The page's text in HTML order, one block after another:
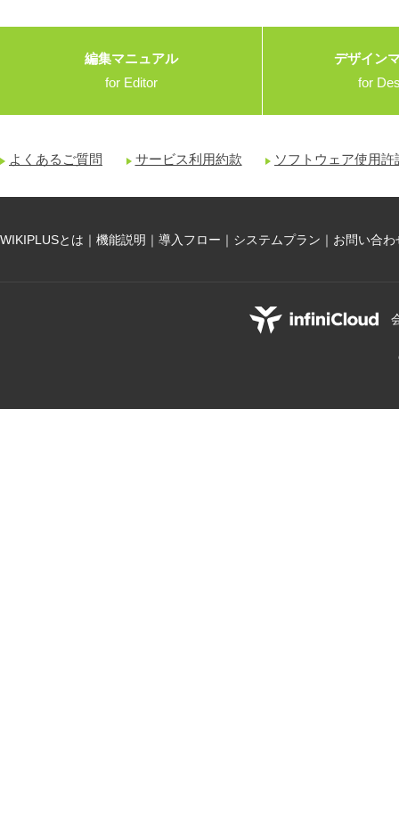
編集マニュアル
for Editor
デザイン
for
よくあるご質問 サービス利用約款 ソフトウェア使用許
WIKIPLUSとは 機能説明 導入フロー システムプラン お問い合わ